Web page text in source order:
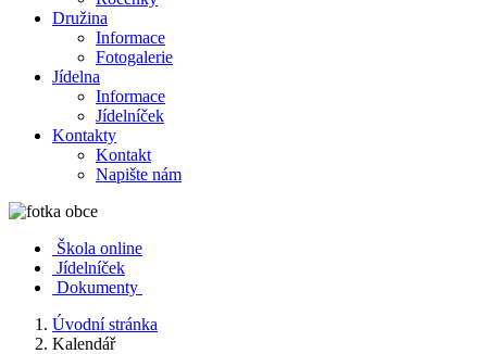
Družina
Informace
Fotogalerie
Jídelna
Informace
Jídelníček
Kontakty
Kontakt
Napište nám
Škola online
Jídelníček
Dokumenty
Úvodní stránka
Kalendář